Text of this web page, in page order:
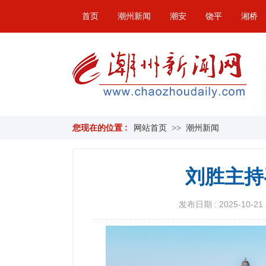
首页 潮州新闻 潮安 饶平 湘桥
您现在的位置 : 网站首页 >> 潮州新闻
刘胜主
发布日期 : 2025-10-21